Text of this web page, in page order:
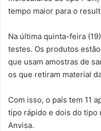
tempo maior para o
Na última quinta-feira
testes. Os produtos
que usam amostras de
os que retiram material
Com isso, o país tem 11
tipo rápido e dois do tipo
Anvisa.